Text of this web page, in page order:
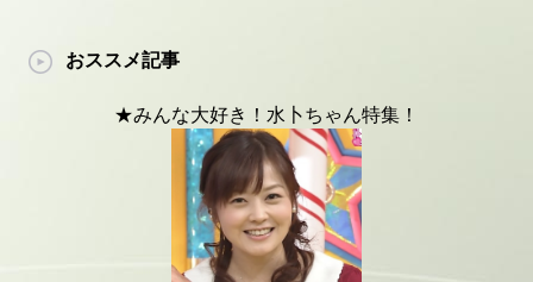
おススメ記事
★みんな大好き！水卜ちゃん特集！